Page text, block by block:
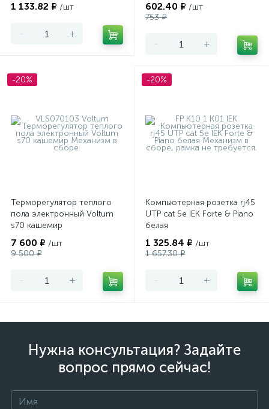
1 133.82 ₽ /шт
- +
602.40 ₽ /шт
753 ₽
- +
-20%
Терморегулятор теплого
пола электронный Voltum
s70 кашемир
7 600 ₽ /шт
9 500 ₽
- +
-20%
Компьютерная розетка rj45
UTP cat 5e IEK Forte & Piano
белая
1 325.84 ₽ /шт
1 657.30 ₽
- +
Нужна консультация? Задайте
вопрос прямо сейчас!